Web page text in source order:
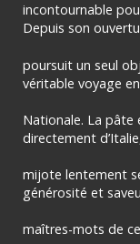
incontournable
Depuis son
poursuit un seul
véritable voyage
Nationale. La pâte
directement
mijote lentement
générosité et
maîtres-mots de